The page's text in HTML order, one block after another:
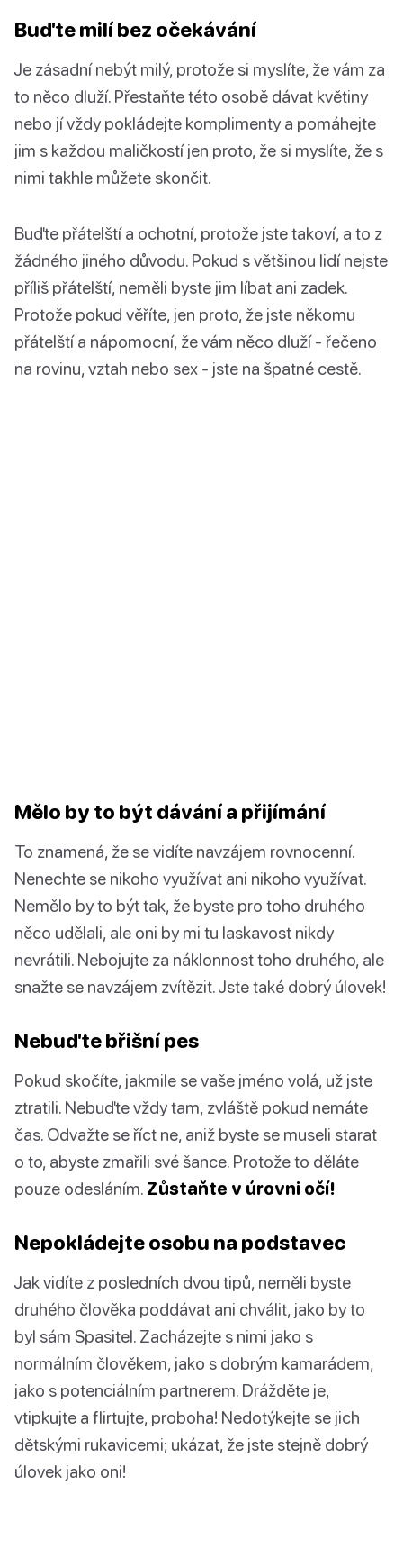
Buďte milí bez očekávání
Je zásadní nebýt milý, protože si myslíte, že vám za
to něco dluží. Přestaňte této osobě dávat květiny
nebo jí vždy pokládejte komplimenty a pomáhejte
jim s každou maličkostí jen proto, že si myslíte, že s
nimi takhle můžete skončit.
Buďte přátelští a ochotní, protože jste takoví, a to z
žádného jiného důvodu. Pokud s většinou lidí nejste
příliš přátelští, neměli byste jim líbat ani zadek.
Protože pokud věříte, jen proto, že jste někomu
přátelští a nápomocní, že vám něco dluží - řečeno
na rovinu, vztah nebo sex - jste na špatné cestě.
Mělo by to být dávání a přijímání
To znamená, že se vidíte navzájem rovnocenní.
Nenechte se nikoho využívat ani nikoho využívat.
Nemělo by to být tak, že byste pro toho druhého
něco udělali, ale oni by mi tu laskavost nikdy
nevrátili. Nebojujte za náklonnost toho druhého, ale
snažte se navzájem zvítězit. Jste také dobrý úlovek!
Nebuďte břišní pes
Pokud skočíte, jakmile se vaše jméno volá, už jste
ztratili. Nebuďte vždy tam, zvláště pokud nemáte
čas. Odvažte se říct ne, aniž byste se museli starat
o to, abyste zmařili své šance. Protože to děláte
pouze odesláním. Zůstaňte v úrovni očí!
Nepokládejte osobu na podstavec
Jak vidíte z posledních dvou tipů, neměli byste
druhého člověka poddávat ani chválit, jako by to
byl sám Spasitel. Zacházejte s nimi jako s
normálním člověkem, jako s dobrým kamarádem,
jako s potenciálním partnerem. Drážděte je,
vtipkujte a flirtujte, proboha! Nedotýkejte se jich
dětskými rukavicemi; ukázat, že jste stejně dobrý
úlovek jako oni!